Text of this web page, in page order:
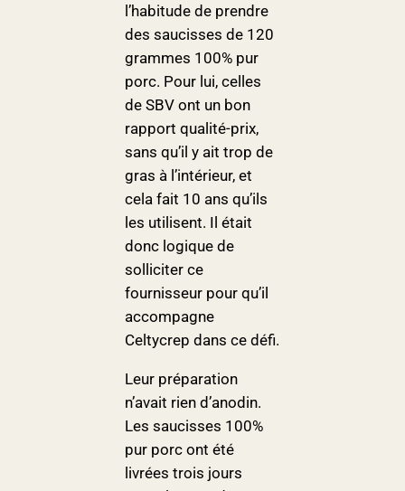
l’habitude de prendre
des saucisses de 120
grammes 100% pur
porc. Pour lui, celles
de SBV ont un bon
rapport qualité-prix,
sans qu’il y ait trop de
gras à l’intérieur, et
cela fait 10 ans qu’ils
les utilisent. Il était
donc logique de
solliciter ce
fournisseur pour qu’il
accompagne
Celtycrep dans ce défi.
Leur préparation
n’avait rien d’anodin.
Les saucisses 100%
pur porc ont été
livrées trois jours